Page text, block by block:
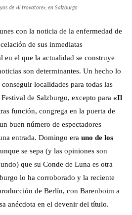
de «Il trovatore», en Salzburgo
con la noticia de la enfermedad de
de sus inmediatas
en el que la actualidad se construye
son determinantes. Un hecho lo
localidades para todas las
de Salzburgo, excepto para «Il
función, congrega en la puerta de
buen número de espectadores
entrada. Domingo era uno de los
se sepa (y las opiniones son
que su Conde de Luna es otra
lo ha corroborado y la reciente
de Berlín, con Barenboim a
anécdota en el devenir del título.